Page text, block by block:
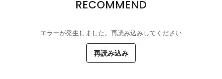
RECOMMEND
エラーが発生しました。再読み込みしてください
再読み込み